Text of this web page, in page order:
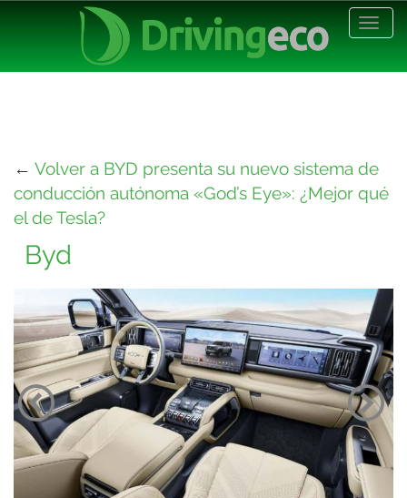
← Volver a BYD presenta su nuevo sistema de
conducción autónoma «God’s Eye»: ¿Mejor qué
el de Tesla?
Byd